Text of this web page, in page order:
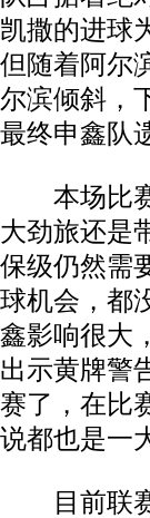
凯撒的进球
但随着阿尔
尔滨倾斜，
最终申鑫队
本场比赛
大劲旅还是
保级仍然需
球机会，都
鑫影响很大
出示黄牌警
赛了，在比
说都也是一
目前联赛